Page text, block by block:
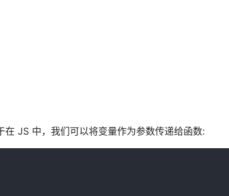
JS 中，我们可以将变量作为参数传递给函数: